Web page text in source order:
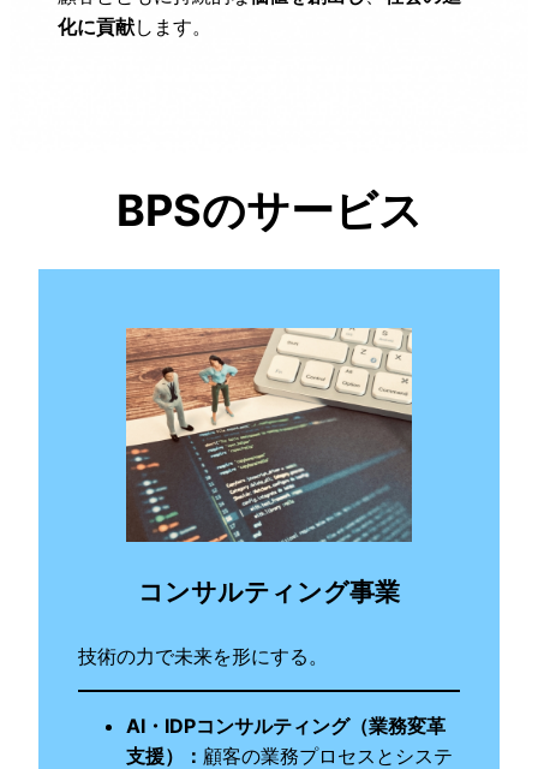
化に貢献します。
BPSのサービス
コンサルティング事業
技術の力で未来を形にする。
AI・IDPコンサルティング（業務変革
支援）
： 顧客の業務プロセスとシステ